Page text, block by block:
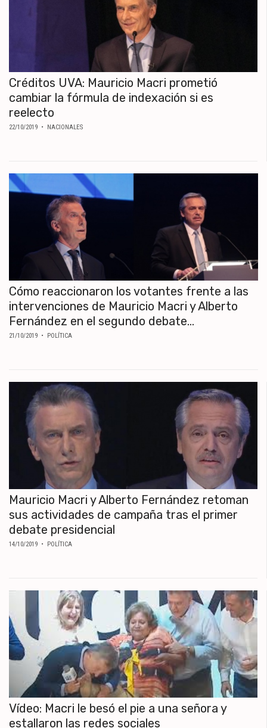
Créditos UVA: Mauricio Macri prometió
cambiar la fórmula de indexación si es
reelecto
22/10/2019 • NACIONALES
Cómo reaccionaron los votantes frente a las
intervenciones de Mauricio Macri y Alberto
Fernández en el segundo debate...
21/10/2019 • POLÍTICA
Mauricio Macri y Alberto Fernández retoman
sus actividades de campaña tras el primer
debate presidencial
14/10/2019 • POLÍTICA
Vídeo: Macri le besó el pie a una señora y
estallaron las redes sociales